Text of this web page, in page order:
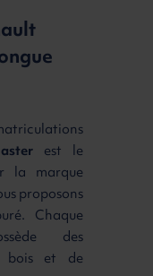
est le
la marque
proposons
Chaque
des
bois et de